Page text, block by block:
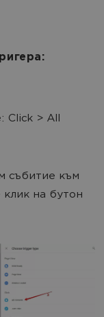
Click > All
събитие към
клик на бутон